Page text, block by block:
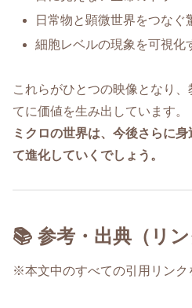
日常物と顕微世界をつなぐ
細胞レベルの現象を可視化
これらがひとつの映像となり
てに価値を生み出しています。
ミクロの世界は、今後さらに
て進化していくでしょう。
📚 参考・出典（リン
※本文中のすべての引用リンク